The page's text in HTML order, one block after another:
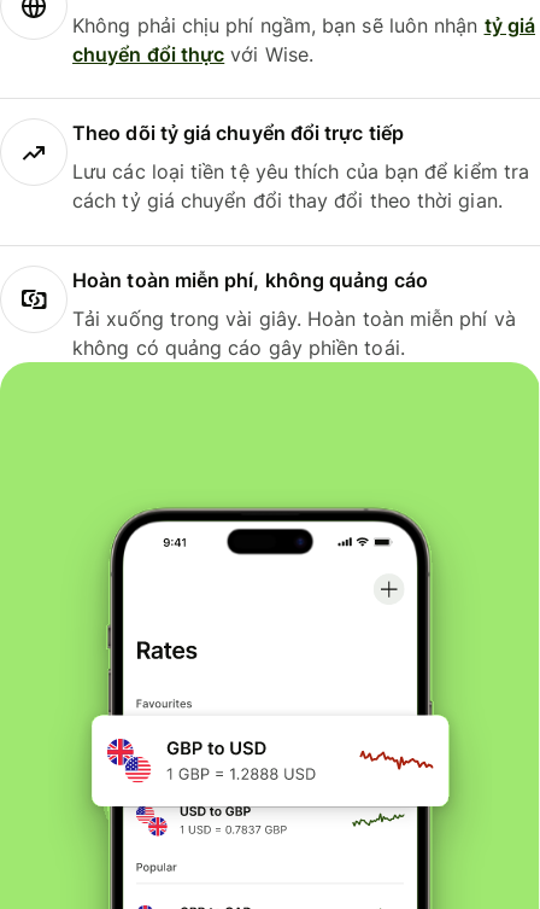
Không phải chịu phí ngầm, bạn sẽ luôn nhận tỷ giá
chuyển đổi thực với Wise.
Theo dõi tỷ giá chuyển đổi trực tiếp
Lưu các loại tiền tệ yêu thích của bạn để kiểm tra
cách tỷ giá chuyển đổi thay đổi theo thời gian.
Hoàn toàn miễn phí, không quảng cáo
Tải xuống trong vài giây. Hoàn toàn miễn phí và
không có quảng cáo gây phiền toái.